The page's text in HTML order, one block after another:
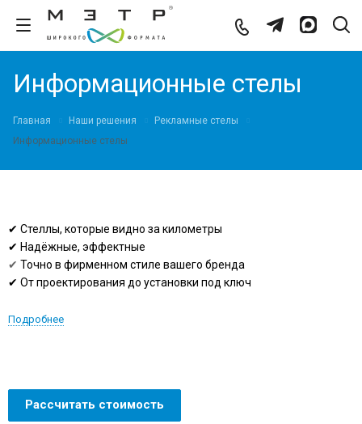
Информационные стелы
Главная Наши решения
Рекламные стелы
Информационные стелы
✔ Стеллы, которые видно за километры
✔ Надёжные, эффектные
✔ Точно в фирменном стиле вашего бренда
✔ От проектирования до установки под ключ
Подробнее
Рассчитать стоимость